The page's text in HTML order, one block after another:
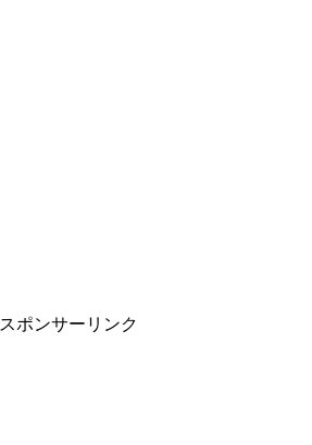
スポンサーリンク